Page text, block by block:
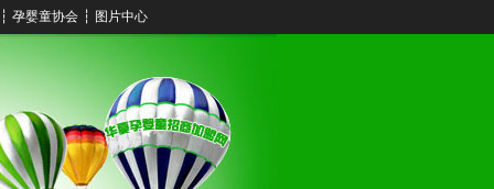
┆ 孕婴童协会 ┆ 图片中心